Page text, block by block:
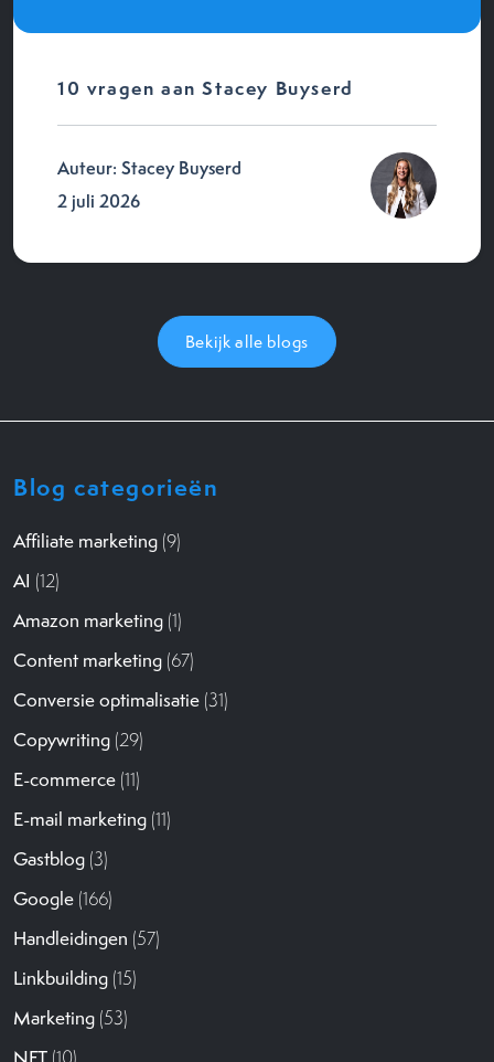
10 vragen aan Stacey Buyserd
Auteur: Stacey Buyserd
2 juli 2026
Bekijk alle blogs
Blog categorieën
Affiliate marketing (9)
AI (12)
Amazon marketing (1)
Content marketing (67)
Conversie optimalisatie (31)
Copywriting (29)
E-commerce (11)
E-mail marketing (11)
Gastblog (3)
Google (166)
Handleidingen (57)
Linkbuilding (15)
Marketing (53)